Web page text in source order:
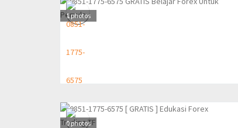
1photos
0photos